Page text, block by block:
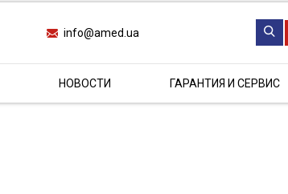
info@amed.ua
НОВОСТИ ГАРАНТИЯ И СЕРВИС